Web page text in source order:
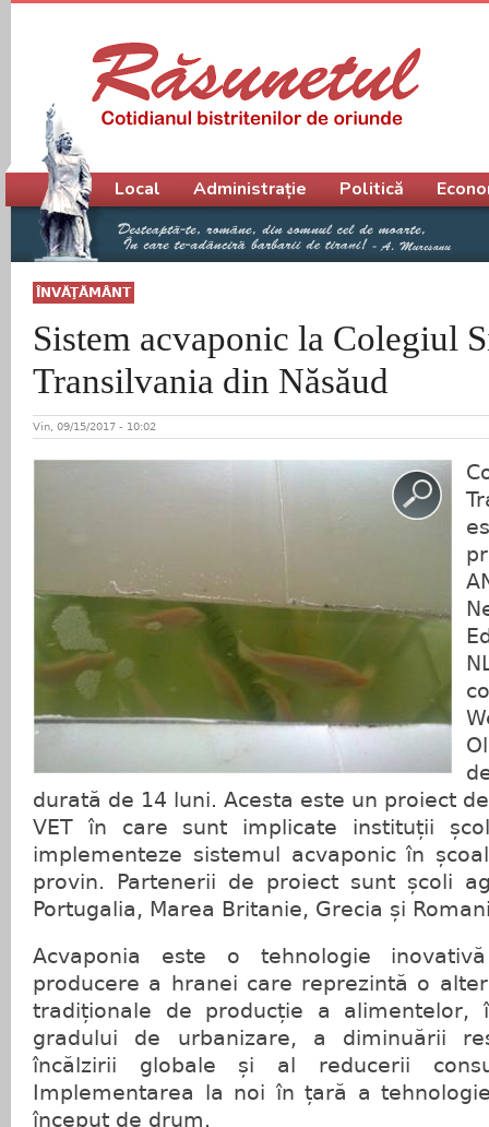
ÎNVĂŢĂMÂNT
Sistem acvaponic la Colegiul
Transilvania din Năsăud
Vin, 09/15/2017 - 10:02
durată de 14 luni. Acesta este un proiect
VET în care sunt implicate instituții
implementeze sistemul acvaponic în
provin. Partenerii de proiect sunt școli
Portugalia, Marea Britanie, Grecia și
Acvaponia este o tehnologie
producere a hranei care reprezintă o
tradiționale de producție a alimentelor,
gradului de urbanizare, a diminuării
încălzirii globale și al reducerii
Implementarea la noi în țară a
început de drum.
Meniu principal
Local Administrație Politică